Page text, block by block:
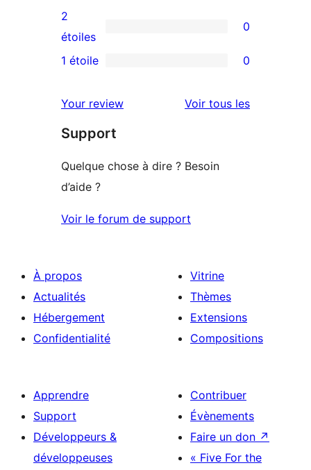
4
étoile
avis
à
3
0
avis
2
2
étoiles
0
à
1
1 étoile 0
Your review Voir tous lesavis
Support
Quelque chose à dire ? Besoin
d’aide ?
Voir le forum de support
À propos
Actualités
Hébergement
Confidentialité
Vitrine
Thèmes
Extensions
Compositions
Apprendre
Support
Développeurs &
développeuses
Contribuer
Évènements
Faire un don ↗
« Five For the